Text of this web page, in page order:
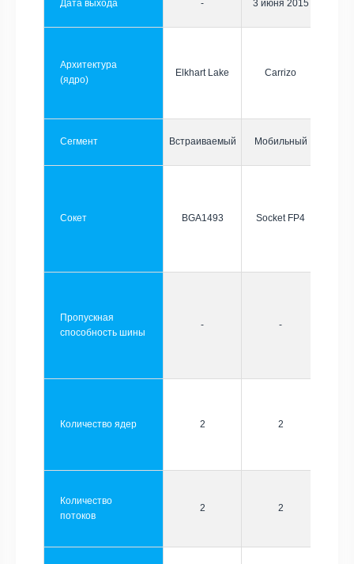
Дата выхода - 3 июня 2015
Архитектура
(ядро)
Elkhart Lake Carrizo
Сегмент Встраиваемый Мобильный
Сокет BGA1493 Socket FP4
Пропускная
способность шины
- -
Количество ядер 2 2
Количество
потоков
2 2